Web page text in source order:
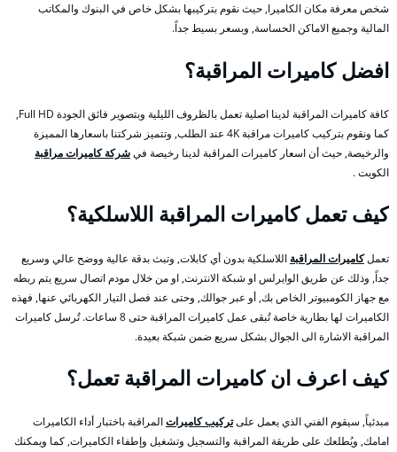
شخص معرفة مكان الكاميرا, حيث نقوم بتركيبها بشكل خاص في البنوك والمكاتب
المالية وجميع الاماكن الحساسة, وبسعر بسيط جداً.
افضل كاميرات المراقبة؟
كافة كاميرات المراقبة لدينا اصلية تعمل بالظروف الليلية وبتصوير فائق الجودة Full HD,
كما ونقوم بتركيب كاميرات مراقبة 4K عند الطلب, وتتميز شركتنا باسعارها المميزة
والرخيصة, حيث أن اسعار كاميرات المراقبة لدينا رخيصة فيشركة كاميرات مراقبة
الكويت .
كيف تعمل كاميرات المراقبة اللاسلكية؟
تعملكاميرات المراقبة اللاسلكية بدون أي كابلات, وتبث بدقة عالية ووضح عالي وسريع
جداً, وذلك عن طريق الوايرلس او شبكة الانترنت, او من خلال مودم اتصال سريع يتم ربطه
مع جهاز الكومبيوتر الخاص بك, أو عبر جوالك, وحتى عند فصل التيار الكهربائي عنها, فهذه
الكاميرات لها بطارية خاصة تُبقى عمل كاميرات المراقبة حتى 8 ساعات. تُرسل كاميرات
المراقبة الاشارة الى الجوال بشكل سريع ضمن شبكة بعيدة.
كيف اعرف ان كاميرات المراقبة تعمل؟
مبدئياً, سيقوم الفني الذي يعمل علىتركيب كاميراتالمراقبة باختبار أداء الكاميرات
امامك, ويُطلعك على طريقة المراقبة والتسجيل وتشغيل وإطفاء الكاميرات, كما ويمكنك